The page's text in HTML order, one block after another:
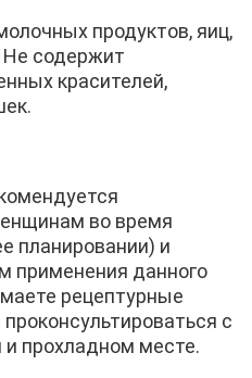
продуктов, яиц,
Не содержит
красителей,
во время
планировании) и
применения данного
рецептурные
с
и прохладном месте.